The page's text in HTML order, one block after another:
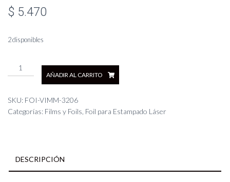
$ 5.470
2 disponibles
FOIL
LASER
Violeta
Brillo
cantidad
AÑADIR AL CARRITO
SKU: FOI-VIMM-3206
Categorías: Films y Foils Foil para Estampado Láser
DESCRIPCIÓN